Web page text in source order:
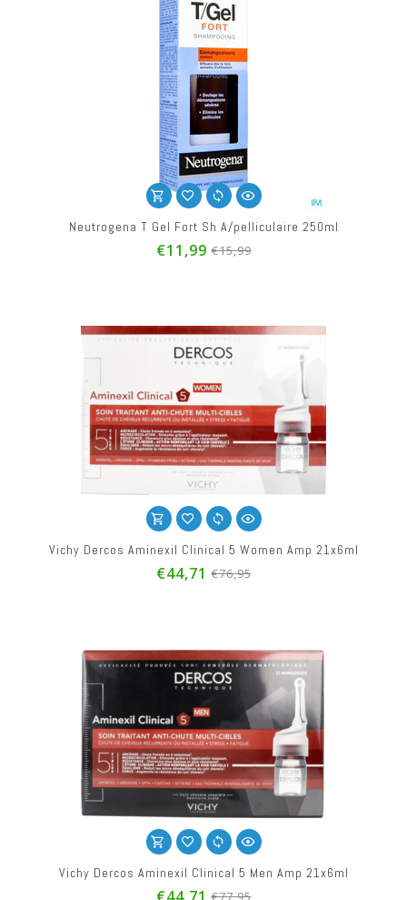
Neutrogena T Gel Fort Sh A/pelliculaire 250ml
€11,99 €15,99
Vichy Dercos Aminexil Clinical 5 Women Amp 21x6ml
€44,71 €76,95
Vichy Dercos Aminexil Clinical 5 Men Amp 21x6ml
€77,95